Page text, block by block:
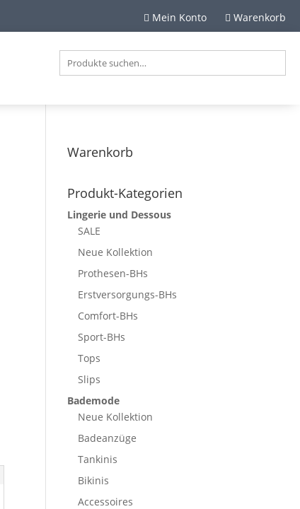
 Mein Konto  Warenkorb
Warenkorb
Produkt-Kategorien
Lingerie und Dessous
SALE
Neue Kollektion
Prothesen-BHs
Erstversorgungs-BHs
Comfort-BHs
Sport-BHs
Tops
Slips
Bademode
Neue Kollektion
Badeanzüge
Tankinis
Bikinis
Accessoires